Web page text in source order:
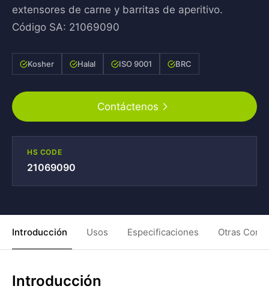
extensores de carne y barritas de aperitivo.
Código SA: 21069090
Kosher Halal ISO 9001 BRC
Contáctenos
HS CODE
21069090
Introducción Usos Especificaciones Otras
Introducción